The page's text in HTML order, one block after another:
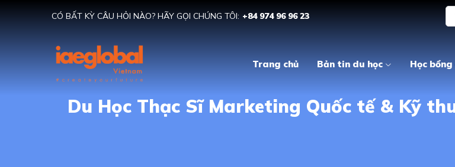
CÓ BẤT KỲ CÂU HỎI NÀO? HÃY GỌI CHÚNG TÔI: +84 974 96 96 23
Trang chủ Bản tin du học Học
Du Học Thạc Sĩ Marketing Quốc tế & Kỹ